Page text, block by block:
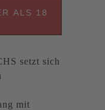
ALS 18
setzt sich
mit